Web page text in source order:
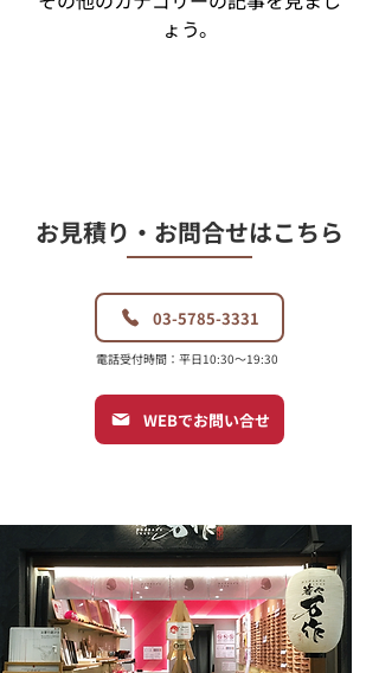
ょう。
​お見積り・お問合せはこちら
03-5785-3331
電話受付時間：平日10:30〜19:30
WEBでお問い合せ